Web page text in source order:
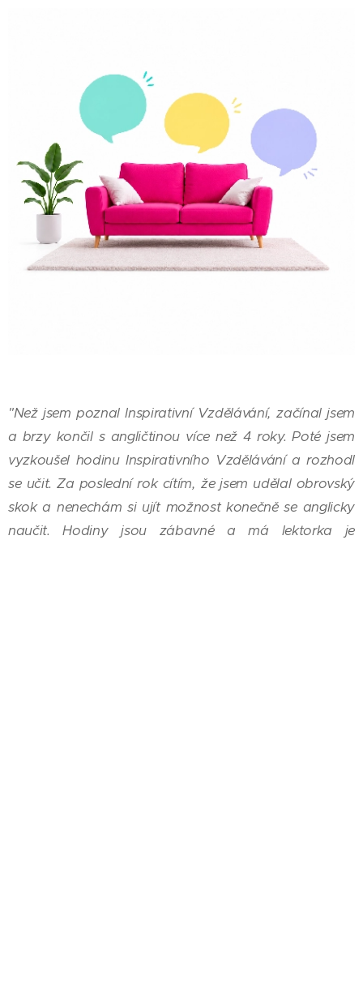
"Než jsem poznal Inspirativní Vzdělávání, začínal jsem
a brzy končil s angličtinou více než 4 roky. Poté jsem
vyzkoušel hodinu Inspirativního Vzdělávání a rozhodl
se učit. Za poslední rok cítím, že jsem udělal obrovský
skok a nenechám si ujít možnost konečně se anglicky
naučit. Hodiny jsou zábavné a má lektorka je